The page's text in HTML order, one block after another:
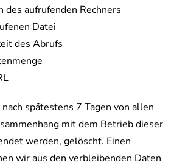
des aufrufenden Rechners
Datei
des Abrufs
spätestens 7 Tagen von allen
mit dem Betrieb dieser
werden, gelöscht. Einen
wir aus den verbleibenden Daten